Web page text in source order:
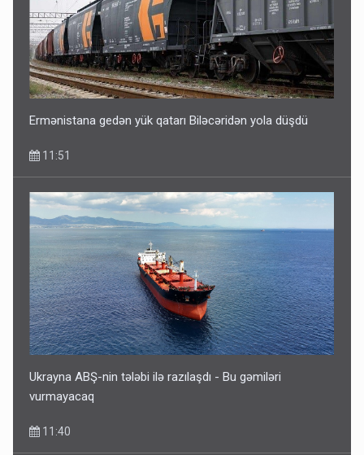
Ermənistana gedən yük qatarı Biləcəridən yola düşdü
11:51
Ukrayna ABŞ-nin tələbi ilə razılaşdı - Bu gəmiləri
vurmayacaq
11:40